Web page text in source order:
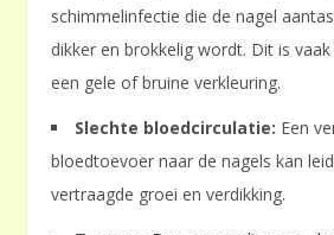
schimmelinfectie die de nagel
dikker en brokkelig wordt. Dit is
een gele of bruine verkleuring.
Slechte bloedcirculatie: Een
bloedtoevoer naar de nagels kan
vertraagde groei en verdikking.